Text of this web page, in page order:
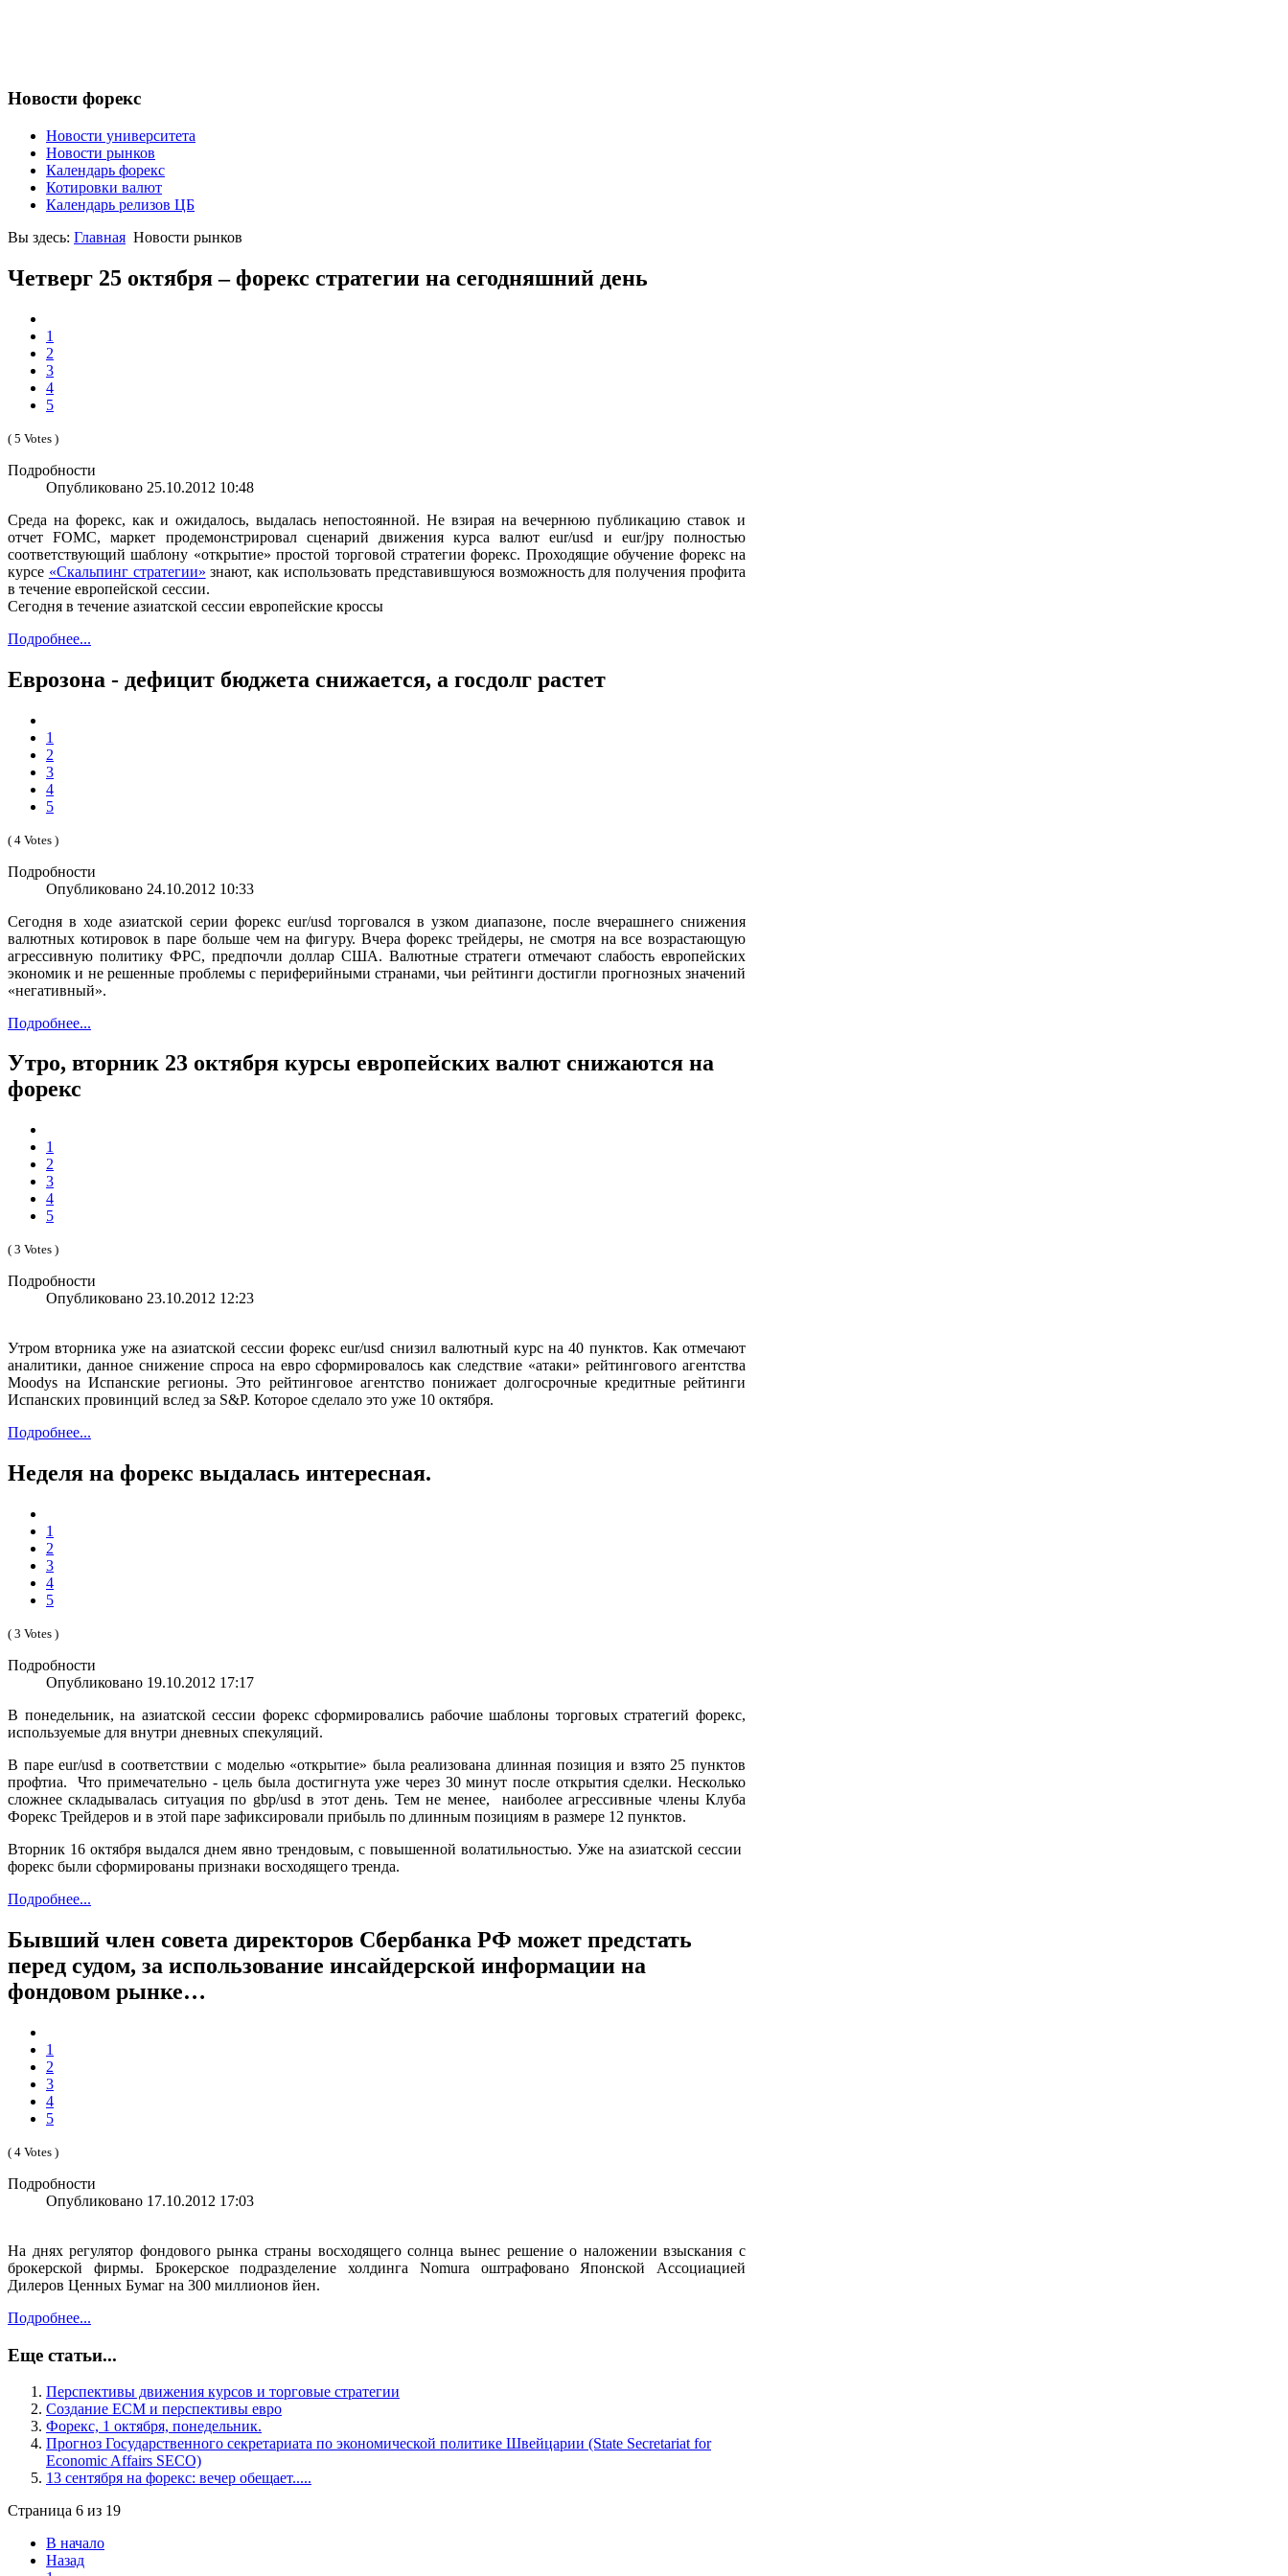
Новости форекс
Новости университета
Новости рынков
Календарь форекс
Котировки валют
Календарь релизов ЦБ
Вы здесь: Главная Новости рынков
Четверг 25 октября – форекс стратегии на сегодняшний день
1
2
3
4
5
( 5 Votes )
Подробности
Опубликовано 25.10.2012 10:48
Среда на форекс, как и ожидалось, выдалась непостоянной. Не взирая на вечернюю публикацию ставок и
отчет FOMC, маркет продемонстрировал сценарий движения курса валют eur/usd и eur/jpy полностью
соответствующий шаблону «открытие» простой торговой стратегии форекс. Проходящие обучение форекс на
курсе «Скальпинг стратегии» знают, как использовать представившуюся возможность для получения профита
в течение европейской сессии.
Сегодня в течение азиатской сессии европейские кроссы
Подробнее...
Еврозона - дефицит бюджета снижается, а госдолг растет
1
2
3
4
5
( 4 Votes )
Подробности
Опубликовано 24.10.2012 10:33
Сегодня в ходе азиатской серии форекс eur/usd торговался в узком диапазоне, после вчерашнего снижения
валютных котировок в паре больше чем на фигуру. Вчера форекс трейдеры, не смотря на все возрастающую
агрессивную политику ФРС, предпочли доллар США. Валютные стратеги отмечают слабость европейских
экономик и не решенные проблемы с периферийными странами, чьи рейтинги достигли прогнозных значений
«негативный».
Подробнее...
Утро, вторник 23 октября курсы европейских валют снижаются на
форекс
1
2
3
4
5
( 3 Votes )
Подробности
Опубликовано 23.10.2012 12:23
Утром вторника уже на азиатской сессии форекс eur/usd снизил валютный курс на 40 пунктов. Как отмечают
аналитики, данное снижение спроса на евро сформировалось как следствие «атаки» рейтингового агентства
Moodys на Испанские регионы. Это рейтинговое агентство понижает долгосрочные кредитные рейтинги
Испанских провинций вслед за S&P. Которое сделало это уже 10 октября.
Подробнее...
Неделя на форекс выдалась интересная.
1
2
3
4
5
( 3 Votes )
Подробности
Опубликовано 19.10.2012 17:17
В понедельник, на азиатской сессии форекс сформировались рабочие шаблоны торговых стратегий форекс,
используемые для внутри дневных спекуляций.
В паре eur/usd в соответствии с моделью «открытие» была реализована длинная позиция и взято 25 пунктов
профтиа. Что примечательно - цель была достигнута уже через 30 минут после открытия сделки. Несколько
сложнее складывалась ситуация по gbp/usd в этот день. Тем не менее, наиболее агрессивные члены Клуба
Форекс Трейдеров и в этой паре зафиксировали прибыль по длинным позициям в размере 12 пунктов.
Вторник 16 октября выдался днем явно трендовым, с повышенной волатильностью. Уже на азиатской сессии
форекс были сформированы признаки восходящего тренда.
Подробнее...
Бывший член совета директоров Сбербанка РФ может предстать
перед судом, за использование инсайдерской информации на
фондовом рынке…
1
2
3
4
5
( 4 Votes )
Подробности
Опубликовано 17.10.2012 17:03
На днях регулятор фондового рынка страны восходящего солнца вынес решение о наложении взыскания с
брокерской фирмы. Брокерское подразделение холдинга Nomura оштрафовано Японской Ассоциацией
Дилеров Ценных Бумаг на 300 миллионов йен.
Подробнее...
Еще статьи...
Перспективы движения курсов и торговые стратегии
Создание ЕСМ и перспективы евро
Форекс, 1 октября, понедельник.
Прогноз Государственного секретариата по экономической политике Швейцарии (State Secretariat for
Economic Affairs SECO)
13 сентября на форекс: вечер обещает.....
Страница 6 из 19
В начало
Назад